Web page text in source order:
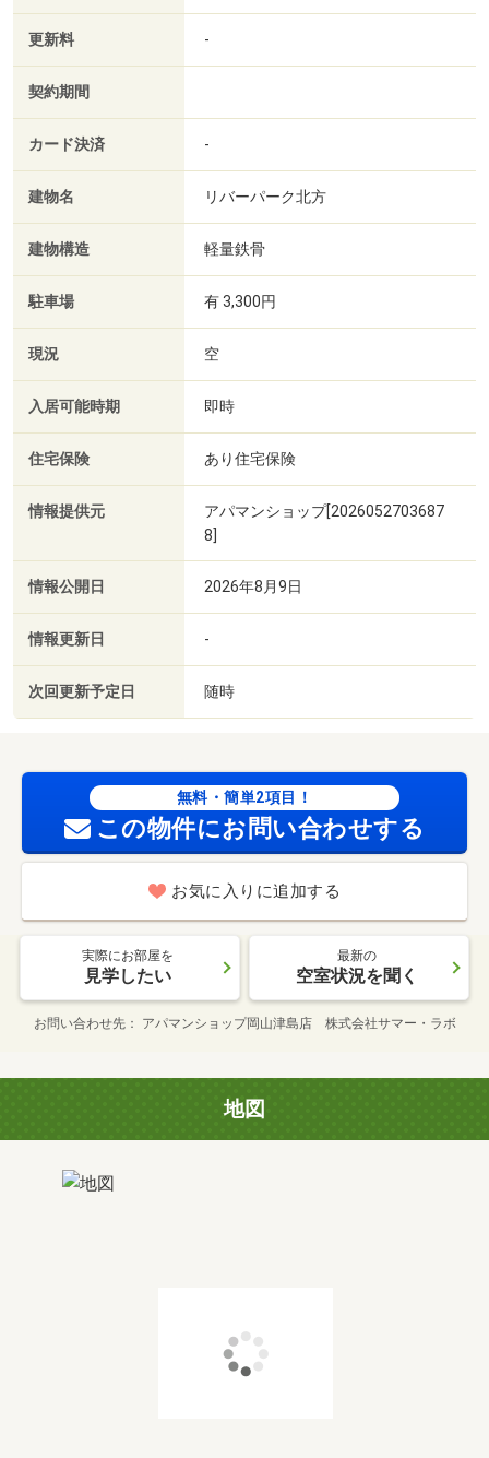
更新料 -
契約期間
カード決済 -
建物名 リバーパーク北方
建物構造 軽量鉄骨
駐車場 有 3,300円
現況 空
入居可能時期 即時
住宅保険 あり住宅保険
情報提供元
アパマンショップ[2026052703687
8]
情報公開日 2026年8月9日
情報更新日 -
次回更新予定日 随時
無料・簡単2項目！
この物件にお問い合わせする
お気に入りに追加する
実際にお部屋を
見学したい
最新の
空室状況を聞く
お問い合わせ先 アパマンショップ岡山津島店 株式会社サマー・ラボ
地図